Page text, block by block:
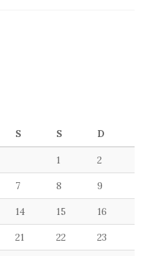
S S D
1 2
7 8 9
14 15 16
21 22 23